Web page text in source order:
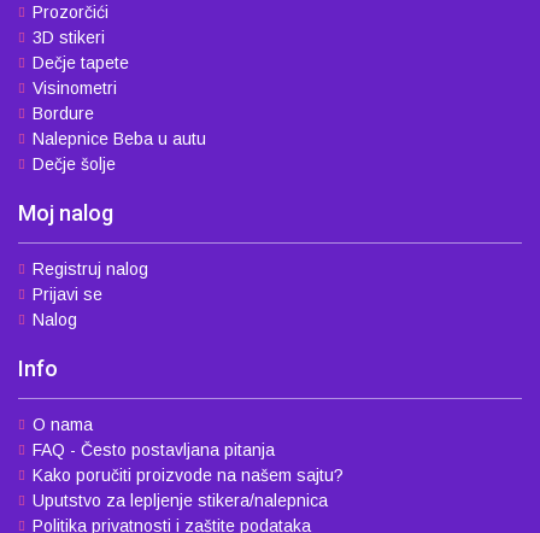
Prozorčići
3D stikeri
Dečje tapete
Visinometri
Bordure
Nalepnice Beba u autu
Dečje šolje
Moj nalog
Registruj nalog
Prijavi se
Nalog
Info
O nama
FAQ - Često postavljana pitanja
Kako poručiti proizvode na našem sajtu?
Uputstvo za lepljenje stikera/nalepnica
Politika privatnosti i zaštite podataka